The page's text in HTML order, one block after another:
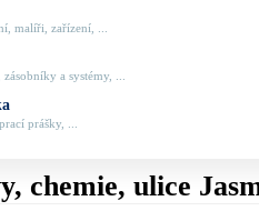
malíři, zařízení, ...
a systémy, ...
prášky, ...
chemie, ulice